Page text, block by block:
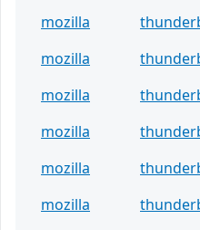
mozilla
mozilla
mozilla
mozilla
mozilla
mozilla